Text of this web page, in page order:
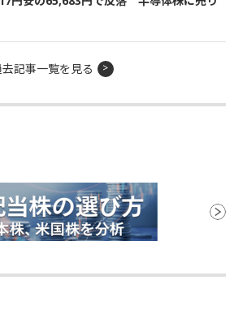
記事一覧を見る